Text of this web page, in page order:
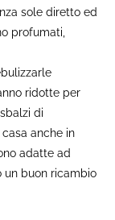
sole diretto ed
profumati,
ridotte per
di
anche in
adatte ad
un buon ricambio